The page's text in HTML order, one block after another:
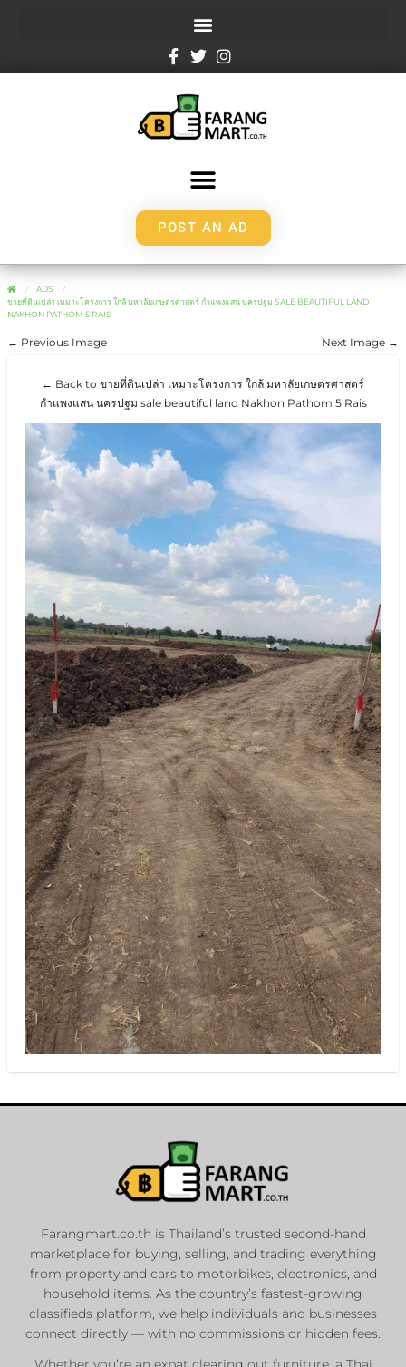
POST AN AD
ADS
ขายที่ดินเปล่า เหมาะโครงการ ใกล้ มหาลัยเกษตรศาสตร์ กำแพงแสน นครปฐม SALE BEAUTIFUL LAND
NAKHON PATHOM 5 RAIS
← Previous Image Next Image →
← Back to ขายที่ดินเปล่า เหมาะโครงการ ใกล้ มหาลัยเกษตรศาสตร์
กำแพงแสน นครปฐม sale beautiful land Nakhon Pathom 5 Rais
Farangmart.co.th is Thailand’s trusted second-hand
marketplace for buying, selling, and trading everything
from property and cars to motorbikes, electronics, and
household items. As the country’s fastest-growing
classifieds platform, we help individuals and businesses
connect directly — with no commissions or hidden fees.